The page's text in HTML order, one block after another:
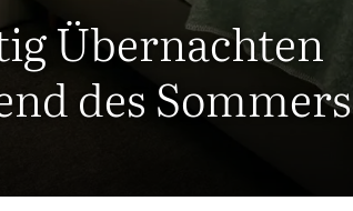
Übernachten
des Sommers